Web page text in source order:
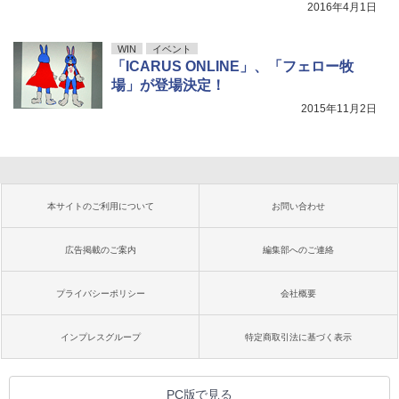
2016年4月1日
WIN イベント
「ICARUS ONLINE」、「フェロー牧
場」が登場決定！
2015年11月2日
本サイトのご利用について お問い合わせ
広告掲載のご案内 編集部へのご連絡
プライバシーポリシー 会社概要
インプレスグループ 特定商取引法に基づく表示
PC版で見る